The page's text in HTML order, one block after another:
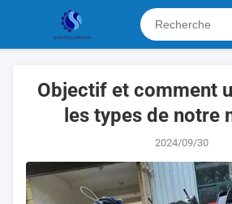
Objectif et comment
les types de notre
2024/09/30